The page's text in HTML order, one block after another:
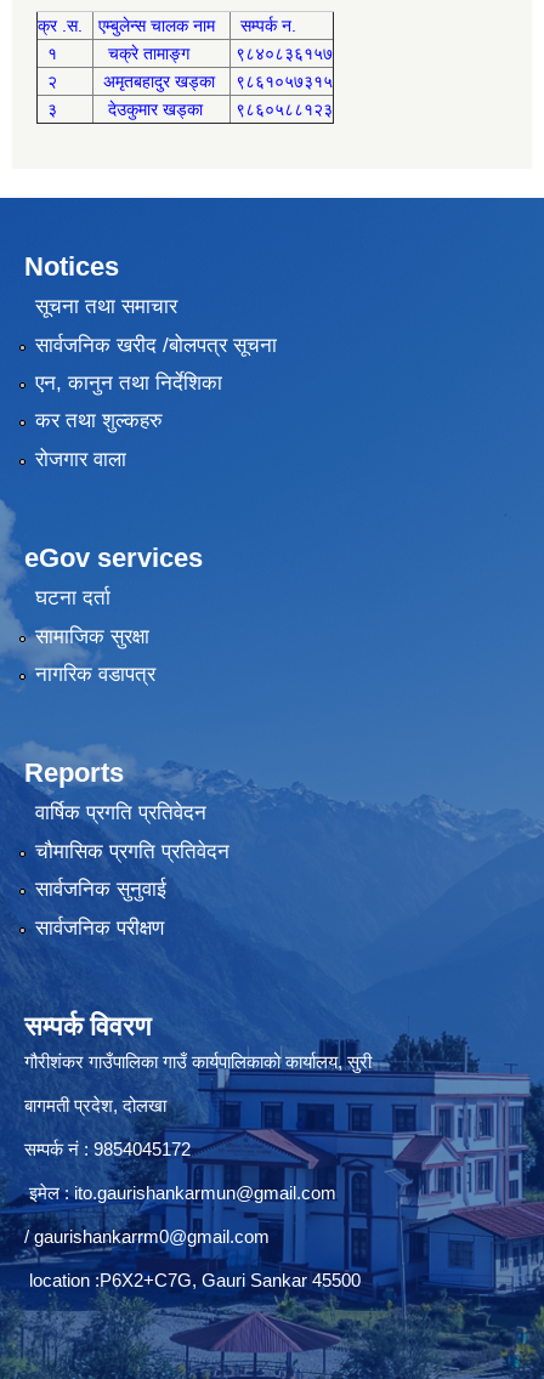
क्र .स. एम्बुलेन्स चालक नाम
सम्पर्क न.
१
चक्रे तामाङ्ग
९८४०८३६१५७
२
अमृतबहादुर खड्का
९८६१०५७३१५
३
देउकुमार खड्का ९८६०५८८१२३
Notices
सूचना तथा समाचार
सार्वजनिक खरीद /बोलपत्र सूचना
एन, कानुन तथा निर्देशिका
कर तथा शुल्कहरु
रोजगार वाला
eGov services
घटना दर्ता
सामाजिक सुरक्षा
नागरिक वडापत्र
Reports
वार्षिक प्रगति प्रतिवेदन
चौमासिक प्रगति प्रतिवेदन
सार्वजनिक सुनुवाई
सार्वजनिक परीक्षण
सम्पर्क विवरण
गौरीशंकर गाउँपालिका गाउँ कार्यपालिकाको कार्यालय, सुरी
बागमती प्रदेश, दोलखा
सम्पर्क नं : 9854045172
इमेल :ito.gaurishankarmun@gmail.com
/gaurishankarrm0@gmail.com
location :P6X2+C7G, Gauri Sankar 45500